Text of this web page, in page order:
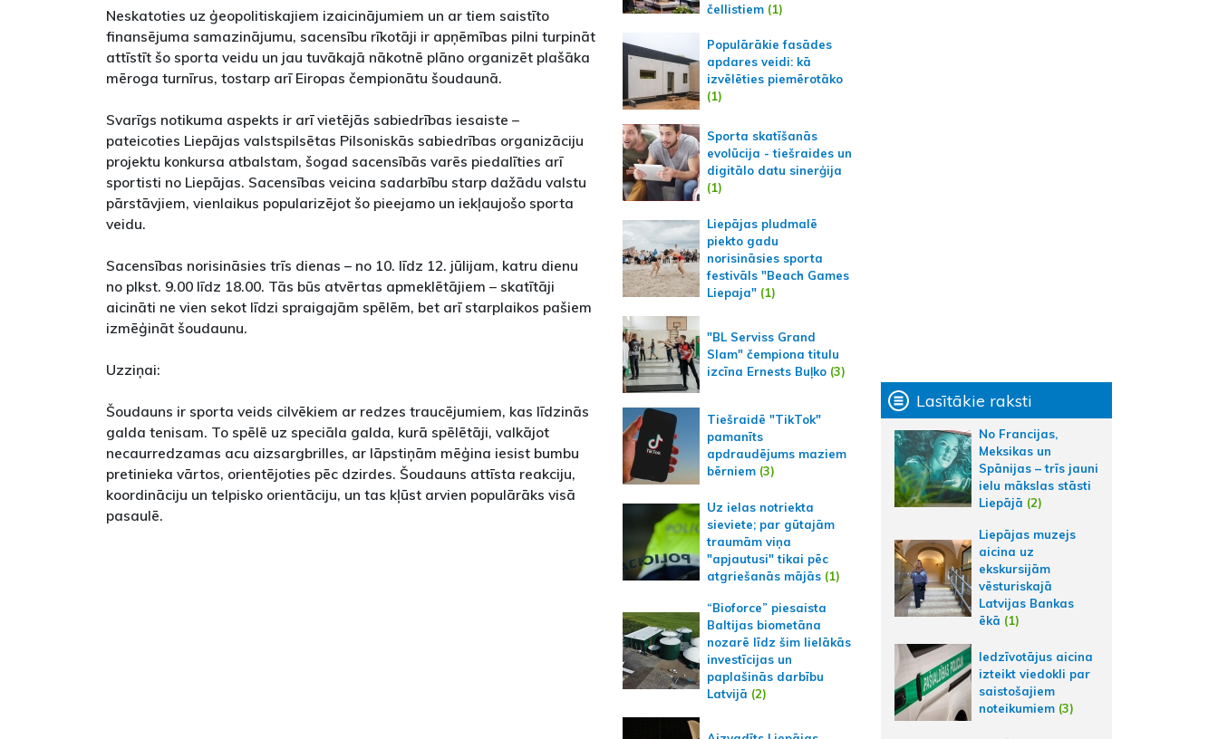
Neskatoties uz ģeopolitiskajiem izaicinājumiem un ar tiem saistīto
finansējuma samazinājumu, sacensību rīkotāji ir apņēmības pilni turpināt
attīstīt šo sporta veidu un jau tuvākajā nākotnē plāno organizēt plašāka
mēroga turnīrus, tostarp arī Eiropas čempionātu šoudaunā.
Svarīgs notikuma aspekts ir arī vietējās sabiedrības iesaiste –
pateicoties Liepājas valstspilsētas Pilsoniskās sabiedrības organizāciju
projektu konkursa atbalstam, šogad sacensībās varēs piedalīties arī
sportisti no Liepājas. Sacensības veicina sadarbību starp dažādu valstu
pārstāvjiem, vienlaikus popularizējot šo pieejamo un iekļaujošo sporta
veidu.
Sacensības norisināsies trīs dienas – no 10. līdz 12. jūlijam, katru dienu
no plkst. 9.00 līdz 18.00. Tās būs atvērtas apmeklētājiem – skatītāji
aicināti ne vien sekot līdzi spraigajām spēlēm, bet arī starplaikos pašiem
izmēģināt šoudaunu.
Uzziņai:
Šoudauns ir sporta veids cilvēkiem ar redzes traucējumiem, kas līdzinās
galda tenisam. To spēlē uz speciāla galda, kurā spēlētāji, valkājot
necaurredzamas acu aizsargbrilles, ar lāpstiņām mēģina iesist bumbu
pretinieka vārtos, orientējoties pēc dzirdes. Šoudauns attīsta reakciju,
koordināciju un telpisko orientāciju, un tas kļūst arvien populārāks visā
pasaulē.
čellistiem(1)
Populārākie fasādes
apdares veidi: kā
izvēlēties piemērotāko
(1)
Sporta skatīšanās
evolūcija - tiešraides un
digitālo datu sinerģija
(1)
Liepājas pludmalē
piekto gadu
norisināsies sporta
festivāls "Beach Games
Liepaja"(1)
"BL Serviss Grand
Slam" čempiona titulu
izcīna Ernests Buļko(3)
Tiešraidē "TikTok"
pamanīts
apdraudējums maziem
bērniem(3)
Uz ielas notriekta
sieviete; par gūtajām
traumām viņa
"apjautusi" tikai pēc
atgriešanās mājās(1)
“Bioforce” piesaista
Baltijas biometāna
nozarē līdz šim lielākās
investīcijas un
paplašinās darbību
Latvijā (2)
Lasītākie raksti
No Francijas,
Meksikas un
Spānijas – trīs jauni
ielu mākslas stāsti
Liepājā (2)
Liepājas muzejs
aicina uz
ekskursijām
vēsturiskajā
Latvijas Bankas
ēkā (1)
Iedzīvotājus aicina
izteikt viedokli par
saistošajiem
noteikumiem (3)